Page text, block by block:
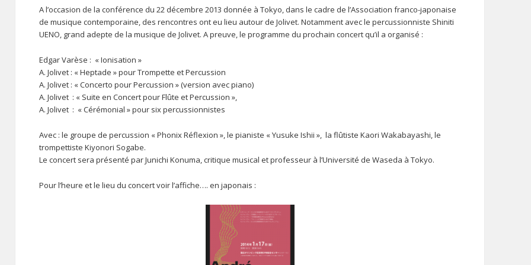
A l’occasion de la conférence du 22 décembre 2013 donnée à Tokyo, dans le cadre de l’Association franco-japonaise
de musique contemporaine, des rencontres ont eu lieu autour de Jolivet. Notamment avec le percussionniste Shiniti
UENO, grand adepte de la musique de Jolivet. A preuve, le programme du prochain concert qu’il a organisé :
Edgar Varèse : « Ionisation »
A. Jolivet : « Heptade » pour Trompette et Percussion
A. Jolivet : « Concerto pour Percussion » (version avec piano)
A. Jolivet : « Suite en Concert pour Flûte et Percussion »,
A. Jolivet : « Cérémonial » pour six percussionnistes
Avec : le groupe de percussion « Phonix Réflexion », le pianiste « Yusuke Ishii », la flûtiste Kaori Wakabayashi, le
trompettiste Kiyonori Sogabe.
Le concert sera présenté par Junichi Konuma, critique musical et professeur à l’Université de Waseda à Tokyo.
Pour l’heure et le lieu du concert voir l’affiche…. en japonais :